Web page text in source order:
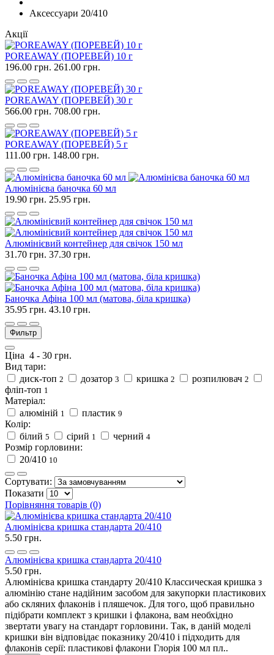
Аксессуари 20/410
Акції
POREAWAY (ПОРЕВЕЙ) 10 г
196.00 грн. 261.00 грн.
POREAWAY (ПОРЕВЕЙ) 30 г
566.00 грн. 708.00 грн.
POREAWAY (ПОРЕВЕЙ) 5 г
111.00 грн. 148.00 грн.
Алюмінієва баночка 60 мл
19.90 грн. 25.95 грн.
Алюмінієвий контейнер для свічок 150 мл
31.70 грн. 37.30 грн.
Баночка Афіна 100 мл (матова, біла кришка)
35.95 грн. 43.10 грн.
Фильтр
Ціна 4 - 30 грн.
Вид тари:
диск-топ 2 дозатор 3 кришка 2 розпилювач 2
фліп-топ 1
Матеріал:
алюміній 1 пластик 9
Колір:
білий 5 сірий 1 черний 4
Розмір горловини:
20/410 10
Сортувати:
Показати
Порівняння товарів (0)
Алюмінієва кришка стандарта 20/410
5.50 грн.
Алюмінієва кришка стандарта 20/410
5.50 грн.
Алюмінієва кришка стандарту 20/410 Классическая кришка з
алюмінію стане надійним засобом для закупорки пластикових
або скляних флаконів і пляшечок. Для того, щоб правильно
підібрати комплект з кришки і флакона, вам необхідно
звертати увагу на стандарт горловини. Так, в даній моделі
кришки він відповідає показнику 20/410 і підходить для
флаконів серії: пластикові флакони Глорія 100 мл пл..